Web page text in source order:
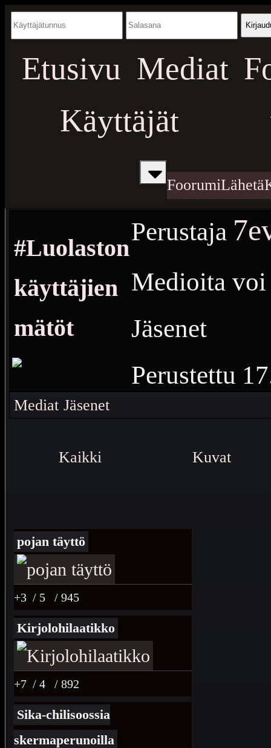
Etusivu Mediat
Käyttäjät
FoorumiLähetä
#Luolaston
käyttäjien
mätöt
Perustaja
Medioita voi
Jäsenet
Perustettu
Kaikki
Mediat Jäsenet
Kaikki Kuvat
pojan täyttö
+3 / 5 / 945
Kirjolohilaatikko
+7 / 4 / 892
Sika-chilisoossia
skermaperunoilla